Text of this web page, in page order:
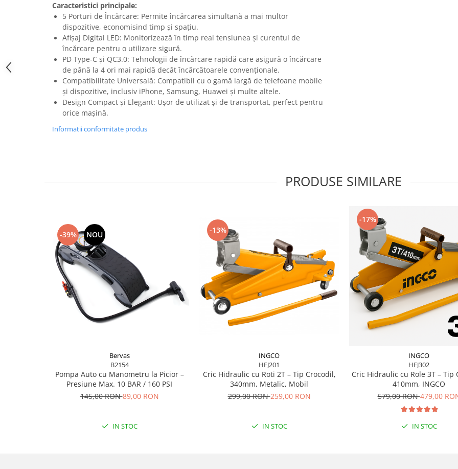
Pistol pentru vopsit
Pompă, hidrofor
Presostate/Regulatoare de
Prelate și Folii de Protecție
Prelungitoare
Mixere mortar
Motoare electrice
Pistoale de bătut cuie
Seturi aparate electrice
Aparate de Tăiat Gresie
Briceag multifuncțional
Caracteristici principale:
5 Porturi de Încărcare: Permite încărcarea simultană a mai multor
dispozitive, economisind timp și spațiu.
Afișaj Digital LED: Monitorizează în timp real tensiunea și curentul de
încărcare pentru o utilizare sigură.
PD Type-C și QC3.0: Tehnologii de încărcare rapidă care asigură o încărcare
de până la 4 ori mai rapidă decât încărcătoarele convenționale.
Compatibilitate Universală: Compatibil cu o gamă largă de telefoane mobile
și dispozitive, inclusiv iPhone, Samsung, Huawei și multe altele.
Design Compact și Elegant: Ușor de utilizat și de transportat, perfect pentru
orice mașină.
Informatii conformitate produs
PRODUSE SIMILARE
-39% NOU
Bervas
B2154
Pompa Auto cu Manometru la Picior –
Presiune Max. 10 BAR / 160 PSI
145,00 RON89,00 RON
IN STOC
-13%
INGCO
HFJ201
Cric Hidraulic cu Roti 2T – Tip Crocodil,
340mm, Metalic, Mobil
299,00 RON259,00 RON
IN STOC
-17%
INGCO
HFJ302
Cric Hidraulic cu Role 3T – Tip
410mm, INGCO
579,00 RON479,00
IN STOC